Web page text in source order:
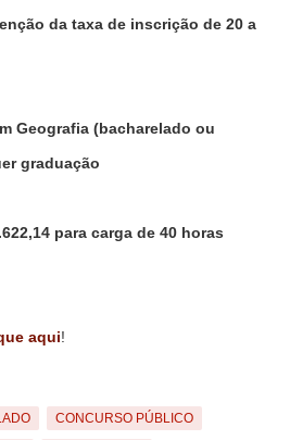
da taxa de inscrição de 20 a
Geografia (bacharelado ou
graduação
para carga de 40 horas
aqui!
CONCURSO PÚBLICO